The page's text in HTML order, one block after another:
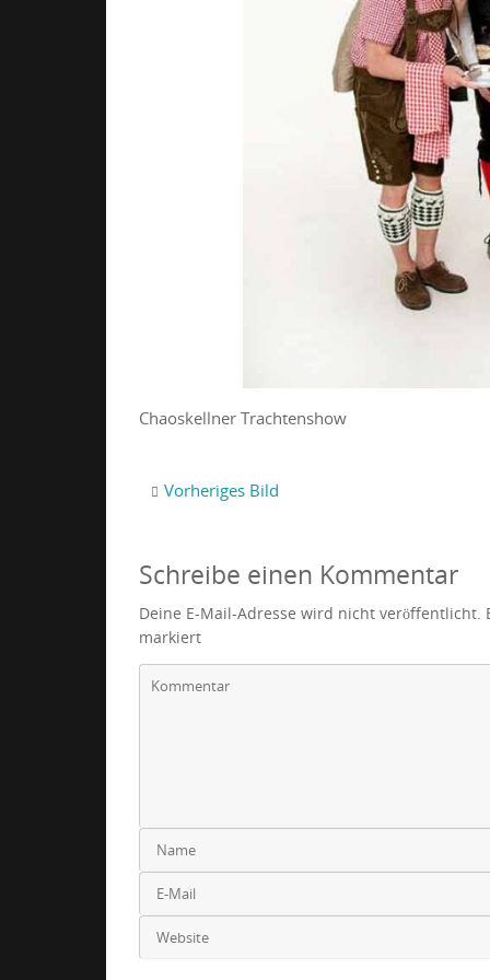
Chaoskellner Trachtenshow
Vorheriges Bild
Schreibe einen Kommentar
Deine E-Mail-Adresse wird nicht veröffentlicht.
markiert